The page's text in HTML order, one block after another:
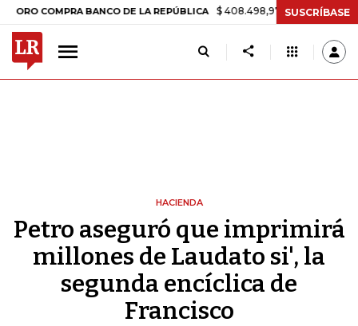
BANCO DE LA REPÚBLICA $ 408.498,97 +$ 8.753,81 +2,19%
SUSCRÍBASE
HACIENDA
Petro aseguró que imprimirá
millones de Laudato si', la
segunda encíclica de
Francisco